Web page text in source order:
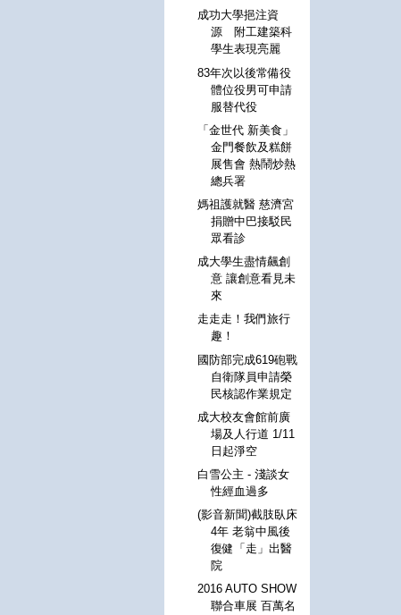
成功大學挹注資
源 附工建築科
學生表現亮麗
83年次以後常備役
體位役男可申請
服替代役
「金世代 新美食」
金門餐飲及糕餅
展售會 熱鬧炒熱
總兵署
媽祖護就醫 慈濟宮
捐贈中巴接駁民
眾看診
成大學生盡情飆創
意 讓創意看見未
來
走走走！我們旅行
趣！
國防部完成619砲戰
自衛隊員申請榮
民核認作業規定
成大校友會館前廣
場及人行道 1/11
日起淨空
白雪公主 - 淺談女
性經血過多
(影音新聞)截肢臥床
4年 老翁中風後
復健「走」出醫
院
2016 AUTO SHOW
聯合車展 百萬名